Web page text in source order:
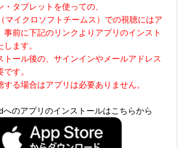
タブレットを使っての、
マイクロソフトチームス）での視聴にはア
事前に下記のリンクよりアプリのインスト
ます。
ール後の、サインインやメールアドレス
す。
る場合はアプリは必要ありません。
へのアプリのインストールはこちらから